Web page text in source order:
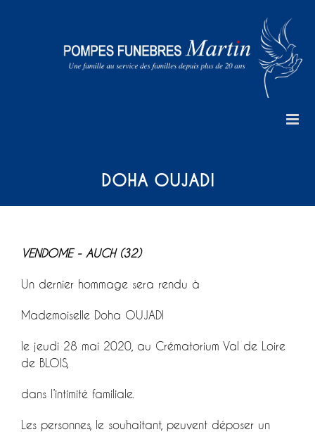
DOHA OUJADI
VENDOME - AUCH (32)
Un dernier hommage sera rendu à
Mademoiselle Doha OUJADI
le jeudi 28 mai 2020, au Crématorium Val de Loire
de BLOIS,
dans l’intimité familiale.
Les personnes, le souhaitant, peuvent déposer un